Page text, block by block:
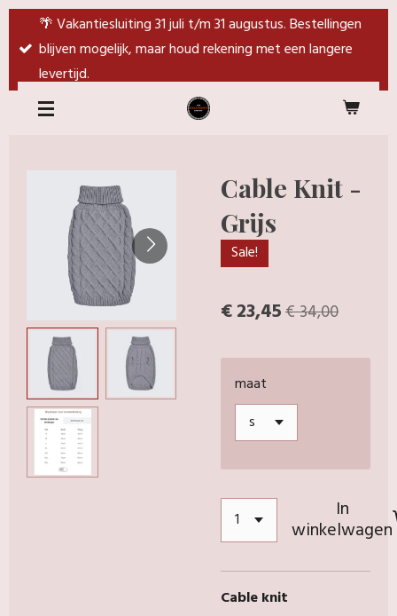
direct
de
hoofdinhoud
🌴 Vakantiesluiting 31 juli t/m 31 augustus. Bestellingen
blijven mogelijk, maar houd rekening met een langere
levertijd.
Cable Knit -
Grijs
Sale!
€ 23,45€ 34,00
maat
In
winkelwagen
Cable knit